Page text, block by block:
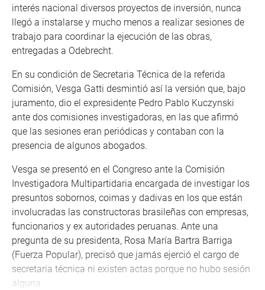
interés nacional diversos proyectos de inversión, nunca
llegó a instalarse y mucho menos a realizar sesiones de
trabajo para coordinar la ejecución de las obras,
entregadas a Odebrecht.
En su condición de Secretaria Técnica de la referida
Comisión, Vesga Gatti desmintió así la versión que, bajo
juramento, dio el expresidente Pedro Pablo Kuczynski
ante dos comisiones investigadoras, en las que afirmó
que las sesiones eran periódicas y contaban con la
presencia de algunos abogados.
Vesga se presentó en el Congreso ante la Comisión
Investigadora Multipartidaria encargada de investigar los
presuntos sobornos, coimas y dadivas en los que están
involucradas las constructoras brasileñas con empresas,
funcionarios y ex autoridades peruanas. Ante una
pregunta de su presidenta, Rosa María Bartra Barriga
(Fuerza Popular), precisó que jamás ejerció el cargo de
secretaria técnica ni existen actas porque no hubo sesión
alguna.